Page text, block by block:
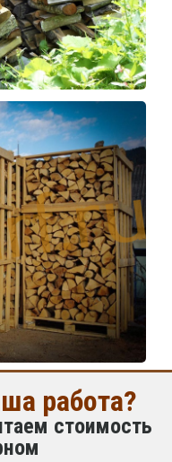
работа?
стоимость